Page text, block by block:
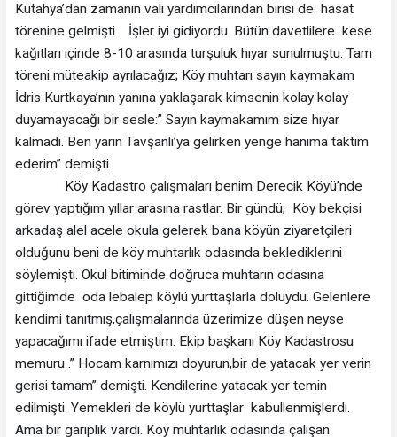
Kütahya’dan zamanın vali yardımcılarından birisi de hasat
törenine gelmişti. İşler iyi gidiyordu. Bütün davetlilere kese
kağıtları içinde 8-10 arasında turşuluk hıyar sunulmuştu. Tam
töreni müteakip ayrılacağız; Köy muhtarı sayın kaymakam
İdris Kurtkaya’nın yanına yaklaşarak kimsenin kolay kolay
duyamayacağı bir sesle:” Sayın kaymakamım size hıyar
kalmadı. Ben yarın Tavşanlı’ya gelirken yenge hanıma taktim
ederim” demişti.
Köy Kadastro çalışmaları benim Derecik Köyü’nde
görev yaptığım yıllar arasına rastlar. Bir gündü; Köy bekçisi
arkadaş alel acele okula gelerek bana köyün ziyaretçileri
olduğunu beni de köy muhtarlık odasında beklediklerini
söylemişti. Okul bitiminde doğruca muhtarın odasına
gittiğimde oda lebalep köylü yurttaşlarla doluydu. Gelenlere
kendimi tanıtmış,çalışmalarında üzerimize düşen neyse
yapacağımı ifade etmiştim. Ekip başkanı Köy Kadastrosu
memuru .” Hocam karnımızı doyurun,bir de yatacak yer verin
gerisi tamam” demişti. Kendilerine yatacak yer temin
edilmişti. Yemekleri de köylü yurttaşlar kabullenmişlerdi.
Ama bir gariplik vardı. Köy muhtarlık odasında çalışan